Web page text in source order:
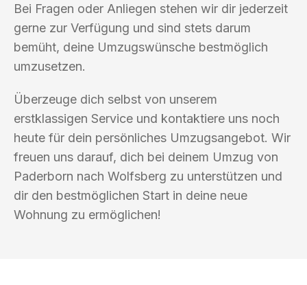
Bei Fragen oder Anliegen stehen wir dir jederzeit
gerne zur Verfügung und sind stets darum
bemüht, deine Umzugswünsche bestmöglich
umzusetzen.
Überzeuge dich selbst von unserem
erstklassigen Service und kontaktiere uns noch
heute für dein persönliches Umzugsangebot. Wir
freuen uns darauf, dich bei deinem Umzug von
Paderborn nach Wolfsberg zu unterstützen und
dir den bestmöglichen Start in deine neue
Wohnung zu ermöglichen!